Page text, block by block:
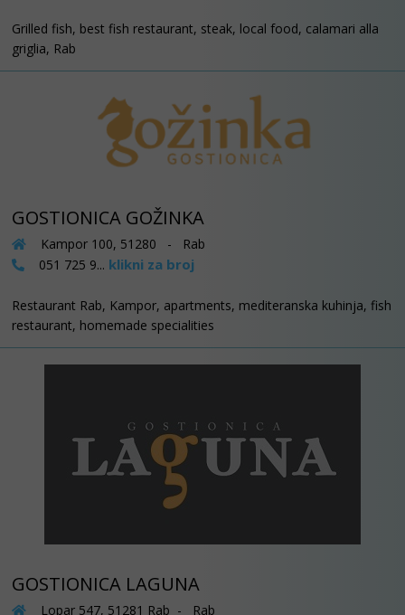
Grilled fish, best fish restaurant, steak, local food, calamari alla
griglia, Rab
GOSTIONICA GOŽINKA
Kampor 100, 51280 - Rab
051 725 9... klikni za broj
Restaurant Rab, Kampor, apartments, mediteranska kuhinja, fish
restaurant, homemade specialities
GOSTIONICA LAGUNA
Lopar 547, 51281 Rab - Rab